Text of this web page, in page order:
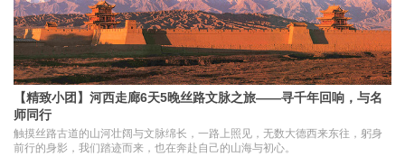
【精致小团】河西走廊6天5晚丝路文脉之旅——寻千年回响，与名
师同行
触摸丝路古道的山河壮阔与文脉绵长，一路上照见，无数大德西来东往，躬身
前行的身影，我们踏迹而来，也在奔赴自己的山海与初心。